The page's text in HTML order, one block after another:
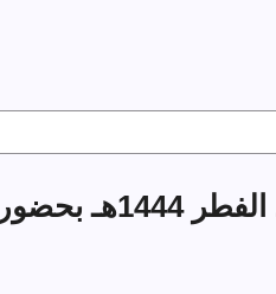
حفل أهالي الجوف